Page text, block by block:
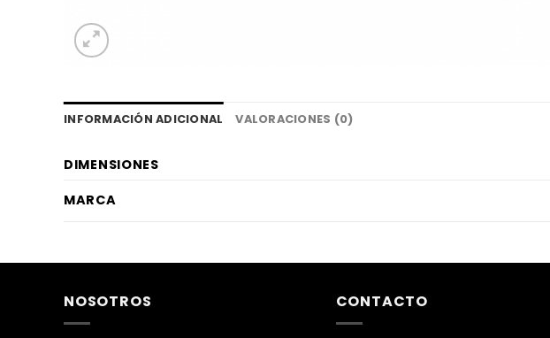
INFORMACIÓN ADICIONAL VALORACIONES (0)
DIMENSIONES
MARCA
NOSOTROS CONTACTO